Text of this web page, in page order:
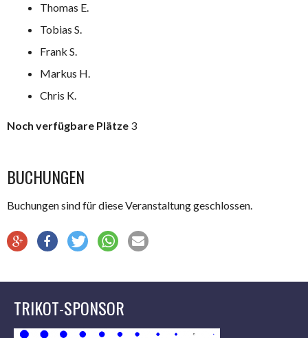
Thomas E.
Tobias S.
Frank S.
Markus H.
Chris K.
Noch verfügbare Plätze 3
BUCHUNGEN
Buchungen sind für diese Veranstaltung geschlossen.
TRIKOT-SPONSOR